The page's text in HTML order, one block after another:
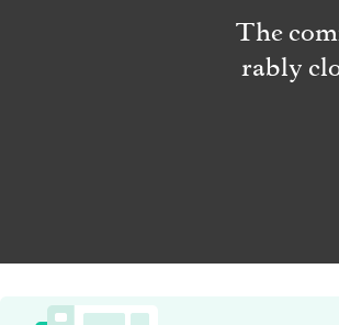
The
rably